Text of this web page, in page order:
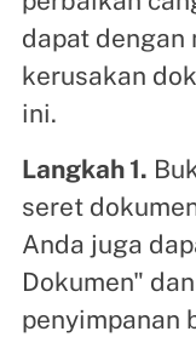
dapat dengan
kerusakan
ini.
Langkah 1.
seret
Anda juga
Dokumen"
penyimpanan